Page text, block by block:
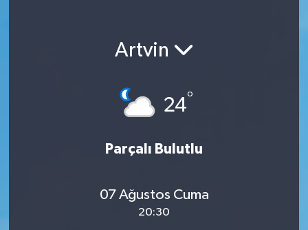
Artvin
24°
Parçalı Bulutlu
07 Ağustos Cuma
20:30